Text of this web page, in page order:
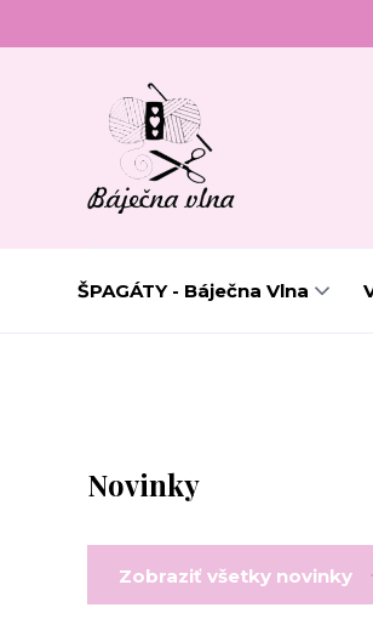
ŠPAGÁTY - Báječna Vlna
Novinky
Zobraziť všetky novinky